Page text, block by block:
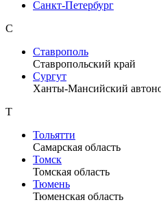
Санкт-Петербург
С
Ставрополь
Ставропольский край
Сургут
Ханты-Мансийский
Т
Тольятти
Самарская область
Томск
Томская область
Тюмень
Тюменская область